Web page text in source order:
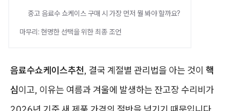
중고 음료수 쇼케이스 구매 시 가장 먼저 뭘 봐야 할까요?
마무리: 현명한 선택을 위한 최종 조언
음료수쇼케이스추천, 결국 계절별 관리법을 아는 것이 핵
심이고, 이유는 여름과 겨울에 발생하는 잔고장 수리비가